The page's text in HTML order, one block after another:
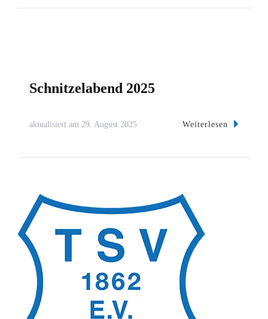
Schnitzelabend 2025
aktualisiert am 29. August 2025 Weiterlesen